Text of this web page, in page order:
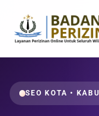
SEO KOTA •